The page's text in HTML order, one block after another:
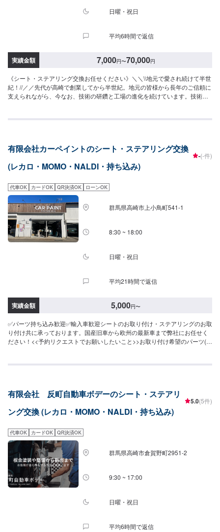
日曜・祝日
平均6時間で返信
実績金額 7,000円〜70,000円
《シート・ステアリング交換お任せください》＼＼\\地元で愛され続けて半世
紀！//／／先代が高崎で創業してから半世紀。地元の皆様から長年のご信頼に
支えられながら、今なお、技術の研鑽と工場の進化を続けています。技術は
い。お困りごとにお応えし、解決する「対応力」で、お客様のカーライフの
ランで作業を進めて参ります。常連さんから初めての方まで、ご来店を心か
らお待ちしております。--------------------------------------------------【1】オファー
にてお問い合わせ【2】お見積り【3】お見積りにご納得いただければ作業開
みOK！オファーの際、使用されるパーツのお写真や詳細などをお送りくださ
い。《代車について》お車をお預かりしている間、ご入用のお客様には代車
を無料でご用意しております。詳しくはお気軽にお問い合わせください。※ガ
ソリン代はお客様にご負担いただきます。【定休日・営業時間】定休日：第
二水曜日営業時間：8:30~19:00
有限会社カーペイントのシート・ステアリング交換
(レカロ・MOMO・NALDI・持ち込み)
-(-件)
代車OK カードOK QR決済OK ローンOK
群馬県高崎市上小鳥町541-1
8:30 ~ 18:00
日曜・祝日
平均21時間で返信
実績金額 5,000円〜
✅パーツ持ち込み歓迎✅輸入車歓迎シートのお取り付け・ステアリングのお取
り付け共に承っております。国産旧車から欧州の最新車まで弊社にお任せく
ださい！<<予約リクエストでお願いしたいこと>>お取り付け希望のパーツ(メ
さい。✅得意なメーカー国産車から輸入車(ドイツ車・イタリア車・イギリス
お任せくださいませ。✅無料の代車をご用意取り付け、加工にお時間かかる
場合には無料の代車をご用意いたします。・軽乗用車・軽トラ・軽バン・普
通車・バン・1BOX
有限会社 反町自動車ボデーのシート・ステアリ
ング交換 (レカロ・MOMO・NALDI・持ち込み)
5.0(5件)
代車OK カードOK QR決済OK
群馬県高崎市倉賀野町2951‐2
9:30 ~ 17:00
日曜・祝日
平均6時間で返信